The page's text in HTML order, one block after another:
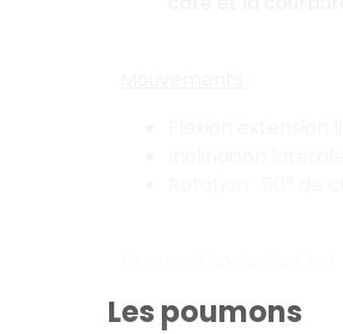
Les poumons